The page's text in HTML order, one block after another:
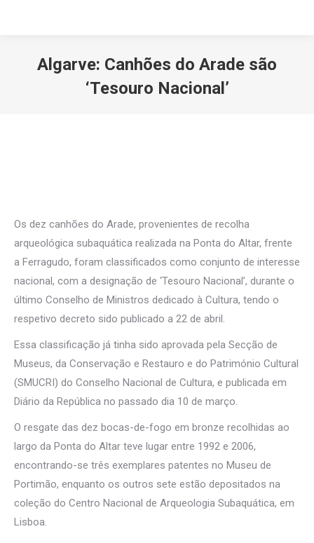
Algarve: Canhões do Arade são
‘Tesouro Nacional’
Os dez canhões do Arade, provenientes de recolha
arqueológica subaquática realizada na Ponta do Altar, frente
a Ferragudo, foram classificados como conjunto de interesse
nacional, com a designação de ‘Tesouro Nacional’, durante o
último Conselho de Ministros dedicado à Cultura, tendo o
respetivo decreto sido publicado a 22 de abril.
Essa classificação já tinha sido aprovada pela Secção de
Museus, da Conservação e Restauro e do Património Cultural
(SMUCRI) do Conselho Nacional de Cultura, e publicada em
Diário da República no passado dia 10 de março.
O resgate das dez bocas-de-fogo em bronze recolhidas ao
largo da Ponta do Altar teve lugar entre 1992 e 2006,
encontrando-se três exemplares patentes no Museu de
Portimão, enquanto os outros sete estão depositados na
coleção do Centro Nacional de Arqueologia Subaquática, em
Lisboa.